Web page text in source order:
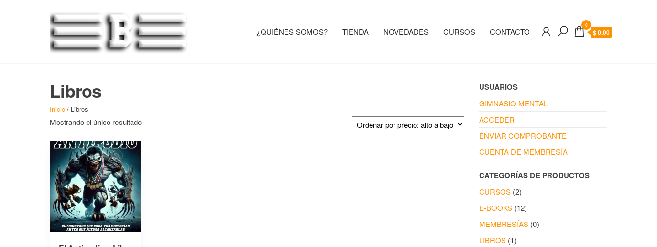
¿QUIÉNES SOMOS? TIENDA NOVEDADES CURSOS CONTACTO
0
$ 0,00
Libros
Inicio / Libros
Mostrando el único resultado
USUARIOS
GIMNASIO MENTAL
ACCEDER
ENVIAR COMPROBANTE
CUENTA DE MEMBRESÍA
CATEGORÍAS DE PRODUCTOS
CURSOS (2)
E-BOOKS (12)
MEMBRESÍAS (0)
LIBROS (1)